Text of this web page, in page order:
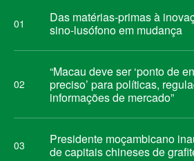
01
Das matérias-primas à
sino-lusófono em mudança
02
“Macau deve ser ‘ponto de
preciso’ para políticas,
informações de mercado”
03
Presidente moçambicano
de capitais chineses de